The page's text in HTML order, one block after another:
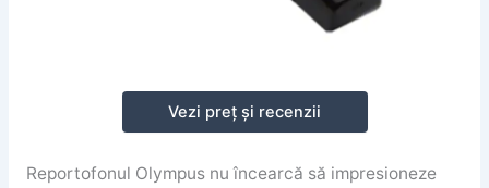
Vezi preț și recenzii
Reportofonul Olympus nu încearcă să impresioneze